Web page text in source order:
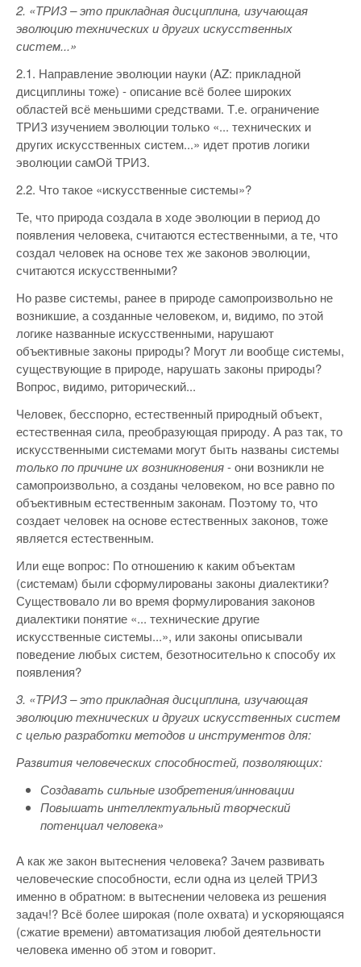
2. «ТРИЗ – это прикладная дисциплина, изучающая
эволюцию технических и других искусственных
систем...»
2.1. Направление эволюции науки (AZ: прикладной
дисциплины тоже) - описание всё более широких
областей всё меньшими средствами. Т.е. ограничение
ТРИЗ изучением эволюции только «... технических и
других искусственных систем...» идет против логики
эволюции самОй ТРИЗ.
2.2. Что такое «искусственные системы»?
Те, что природа создала в ходе эволюции в период до
появления человека, считаются естественными, а те, что
создал человек на основе тех же законов эволюции,
считаются искусственными?
Но разве системы, ранее в природе самопроизвольно не
возникшие, а созданные человеком, и, видимо, по этой
логике названные искусственными, нарушают
объективные законы природы? Могут ли вообще системы,
существующие в природе, нарушать законы природы?
Вопрос, видимо, риторический...
Человек, бесспорно, естественный природный объект,
естественная сила, преобразующая природу. А раз так, то
искусственными системами могут быть названы системы
только по причине их возникновения- они возникли не
самопроизвольно, а созданы человеком, но все равно по
объективным естественным законам. Поэтому то, что
создает человек на основе естественных законов, тоже
является естественным.
Или еще вопрос: По отношению к каким объектам
(системам) были сформулированы законы диалектики?
Существовало ли во время формулирования законов
диалектики понятие «... технические другие
искусственные системы...», или законы описывали
поведение любых систем, безотносительно к способу их
появления?
3. «ТРИЗ – это прикладная дисциплина, изучающая
эволюцию технических и других искусственных систем
с целью разработки методов и инструментов для:
Развития человеческих способностей, позволяющих:
Создавать сильные изобретения/инновации
Повышать интеллектуальный творческий
потенциал человека»
А как же закон вытеснения человека? Зачем развивать
человеческие способности, если одна из целей ТРИЗ
именно в обратном: в вытеснении человека из решения
задач!? Всё более широкая (поле охвата) и ускоряющаяся
(сжатие времени) автоматизация любой деятельности
человека именно об этом и говорит.